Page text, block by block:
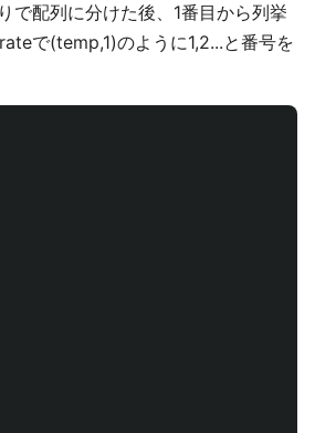
で配列に分けた後、1番目から列挙
で(temp,1)のように1,2...と番号を